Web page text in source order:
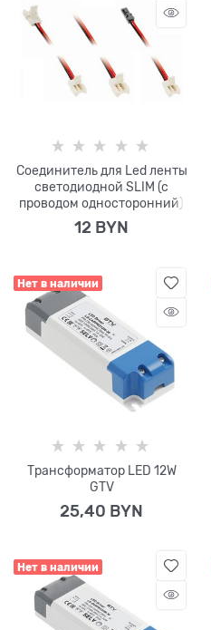
Соединитель для Led ленты
светодиодной SLIM (с
проводом односторонний)
12 BYN
Нет в наличии
Трансформатор LED 12W
GTV
25,40 BYN
Нет в наличии